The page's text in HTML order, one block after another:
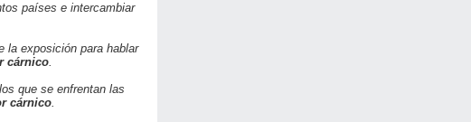
países e intercambiar
la exposición para hablar
cárnico.
que se enfrentan las
cárnico.